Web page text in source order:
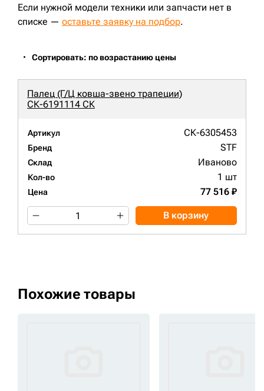
Если нужной модели техники или запчасти нет в
списке — оставьте заявку на подбор.
Сортировать: по возрастанию цены
Палец (Г/Ц ковша-звено трапеции)
СК-6191114 СК
Артикул СК-6305453
Бренд STF
Склад Иваново
Кол-во 1 шт
Цена 77 516 ₽
В корзину
Похожие товары